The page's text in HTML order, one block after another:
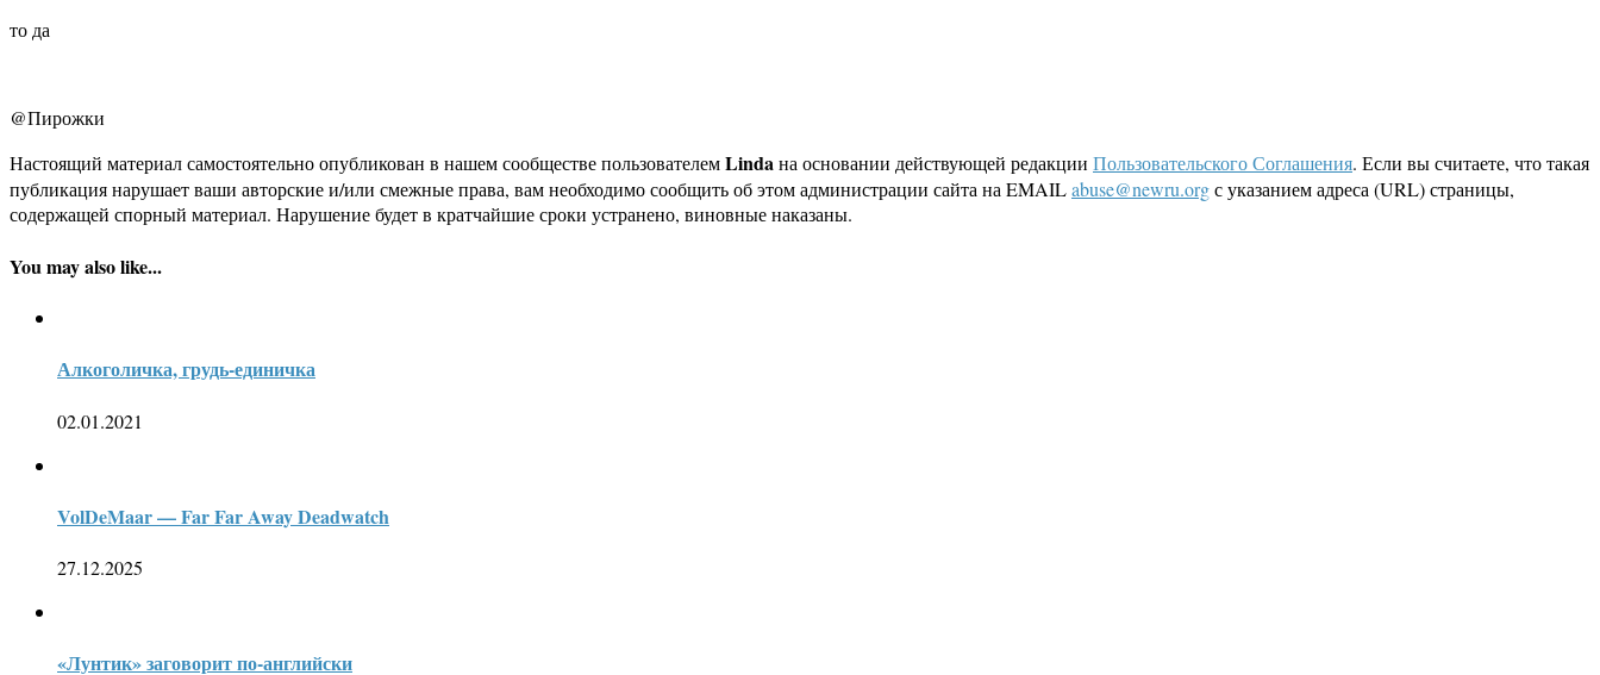
то да
@Пирожки
Настоящий материал самостоятельно опубликован в нашем сообществе пользователемLindaна основании действующей редакции Пользовательского Соглашения. Если вы считаете, что такая
публикация нарушает ваши авторские и/или смежные права, вам необходимо сообщить об этом администрации сайта на EMAILabuse@newru.orgс указанием адреса (URL) страницы,
содержащей спорный материал. Нарушение будет в кратчайшие сроки устранено, виновные наказаны.
You may also like...
Алкоголичка, грудь-единичка
02.01.2021
VolDeMaar — Far Far Away Deadwatch
27.12.2025
«Лунтик» заговорит по-английски